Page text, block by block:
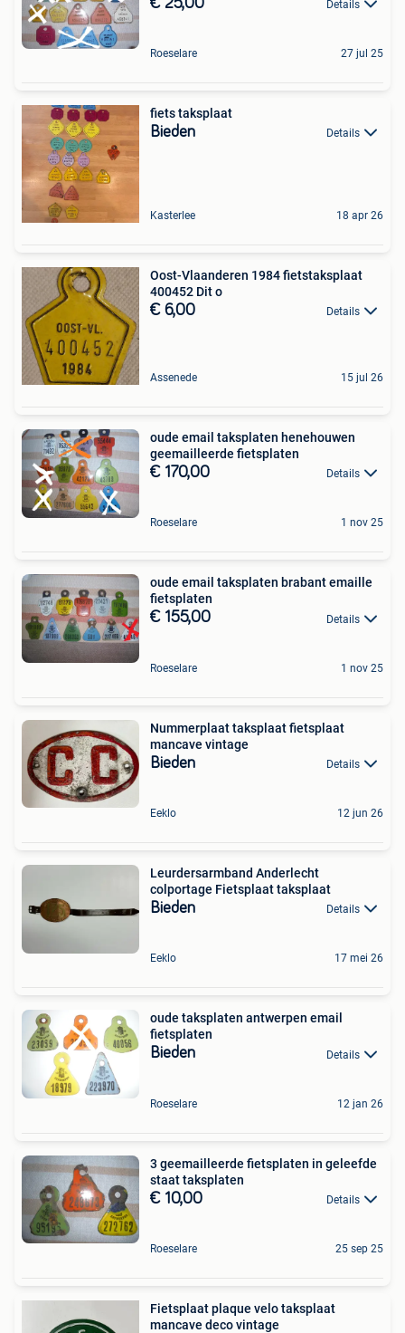
€ 25,00 Details
Roeselare 27 jul 25
fiets taksplaat
Bieden Details
Kasterlee 18 apr 26
Oost-Vlaanderen 1984 fietstaksplaat
400452 Dit o
€ 6,00 Details
Assenede 15 jul 26
oude email taksplaten henehouwen
geemailleerde fietsplaten
€ 170,00 Details
Roeselare 1 nov 25
oude email taksplaten brabant emaille
fietsplaten
€ 155,00 Details
Roeselare 1 nov 25
Nummerplaat taksplaat fietsplaat
mancave vintage
Bieden Details
Eeklo 12 jun 26
Leurdersarmband Anderlecht
colportage Fietsplaat taksplaat
Bieden Details
Eeklo 17 mei 26
oude taksplaten antwerpen email
fietsplaten
Bieden Details
Roeselare 12 jan 26
3 geemailleerde fietsplaten in geleefde
staat taksplaten
€ 10,00 Details
Roeselare 25 sep 25
Fietsplaat plaque velo taksplaat
mancave deco vintage